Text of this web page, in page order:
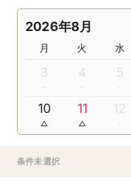
2026年8月
月 火 水
3 4 5
10 11 12
条件未選択